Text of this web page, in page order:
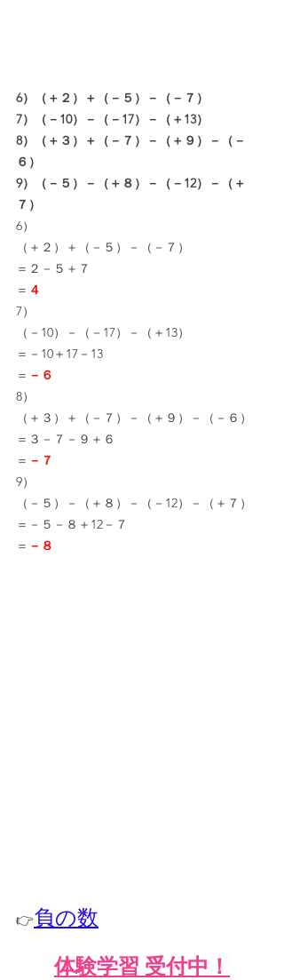
6）（＋２）＋（－５）－（－７）
7）（－10）－（－17）－（＋13）
8）（＋３）＋（－７）－（＋９）－（－
６）
9）（－５）－（＋８）－（－12）－（＋
７）
6）
（＋２）＋（－５）－（－７）
＝２－５＋７
＝ ４
7）
（－10）－（－17）－（＋13）
＝－10＋17－13
＝ －６
8）
（＋３）＋（－７）－（＋９）－（－６）
＝３－７－９＋６
＝ －７
9）
（－５）－（＋８）－（－12）－（＋７）
＝－５－８＋12－７
＝ －８
👉負の数
体験学習 受付中！